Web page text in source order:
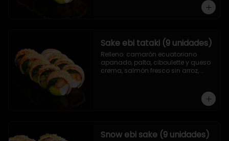
Sake ebi tataki (9 unidades)
Relleno: camarón ecuatoriano
apanado, palta, ciboulette y queso
crema, salmón fresco sin arroz,
Snow ebi sake (9 unidades)